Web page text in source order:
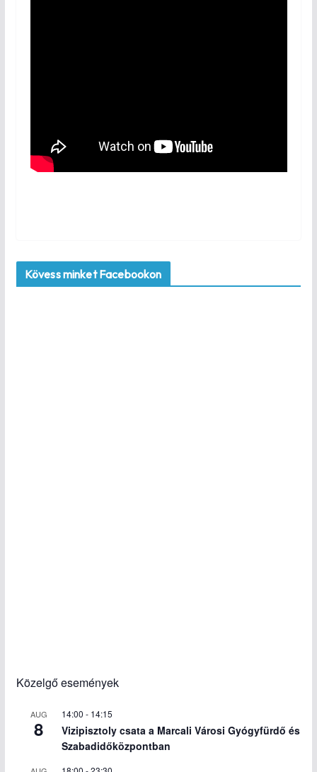
Kövess minket Facebookon
Közelgő események
AUG
8
14:00 - 14:15
Vizipisztoly csata a Marcali Városi Gyógyfürdő és
Szabadidőközpontban